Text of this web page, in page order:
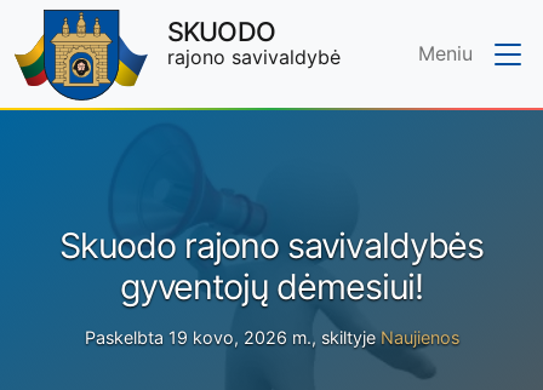
Skip to main content
SKUODO
rajono savivaldybė Meniu
Skuodo rajono savivaldybės
gyventojų dėmesiui!
Paskelbta 19 kovo, 2026 m., skiltyje Naujienos